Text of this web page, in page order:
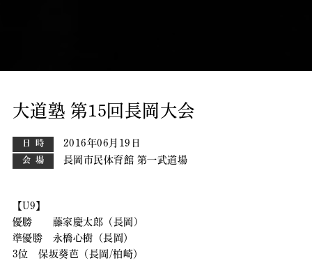
大道塾 第15回長岡大会
日時 2016年06月19日
会場 長岡市民体育館 第一武道場
【U9】
優勝 藤家慶太郎（長岡)
準優勝 永橋心樹（長岡）
3位 保坂葵芭（長岡/柏崎）